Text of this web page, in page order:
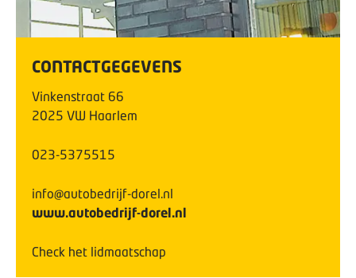
CONTACTGEGEVENS
Vinkenstraat 66
2025 VW Haarlem
023-5375515
info@autobedrijf-dorel.nl
www.autobedrijf-dorel.nl
Check het lidmaatschap